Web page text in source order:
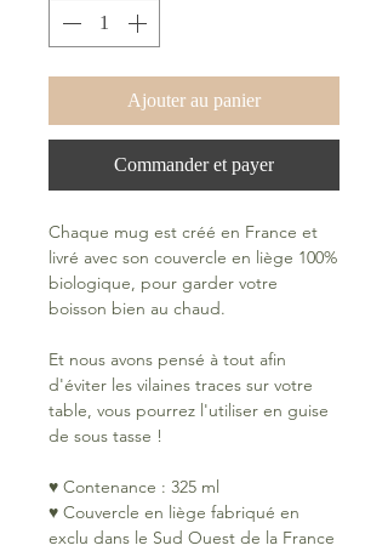
Ajouter au panier
Commander et payer
Chaque mug est créé en France et
livré avec son couvercle en liège 100%
biologique, pour garder votre
boisson bien au chaud.
Et nous avons pensé à tout afin
d'éviter les vilaines traces sur votre
table, vous pourrez l'utiliser en guise
de sous tasse !
♥ Contenance : 325 ml
♥ Couvercle en liège fabriqué en
exclu dans le Sud Ouest de la France